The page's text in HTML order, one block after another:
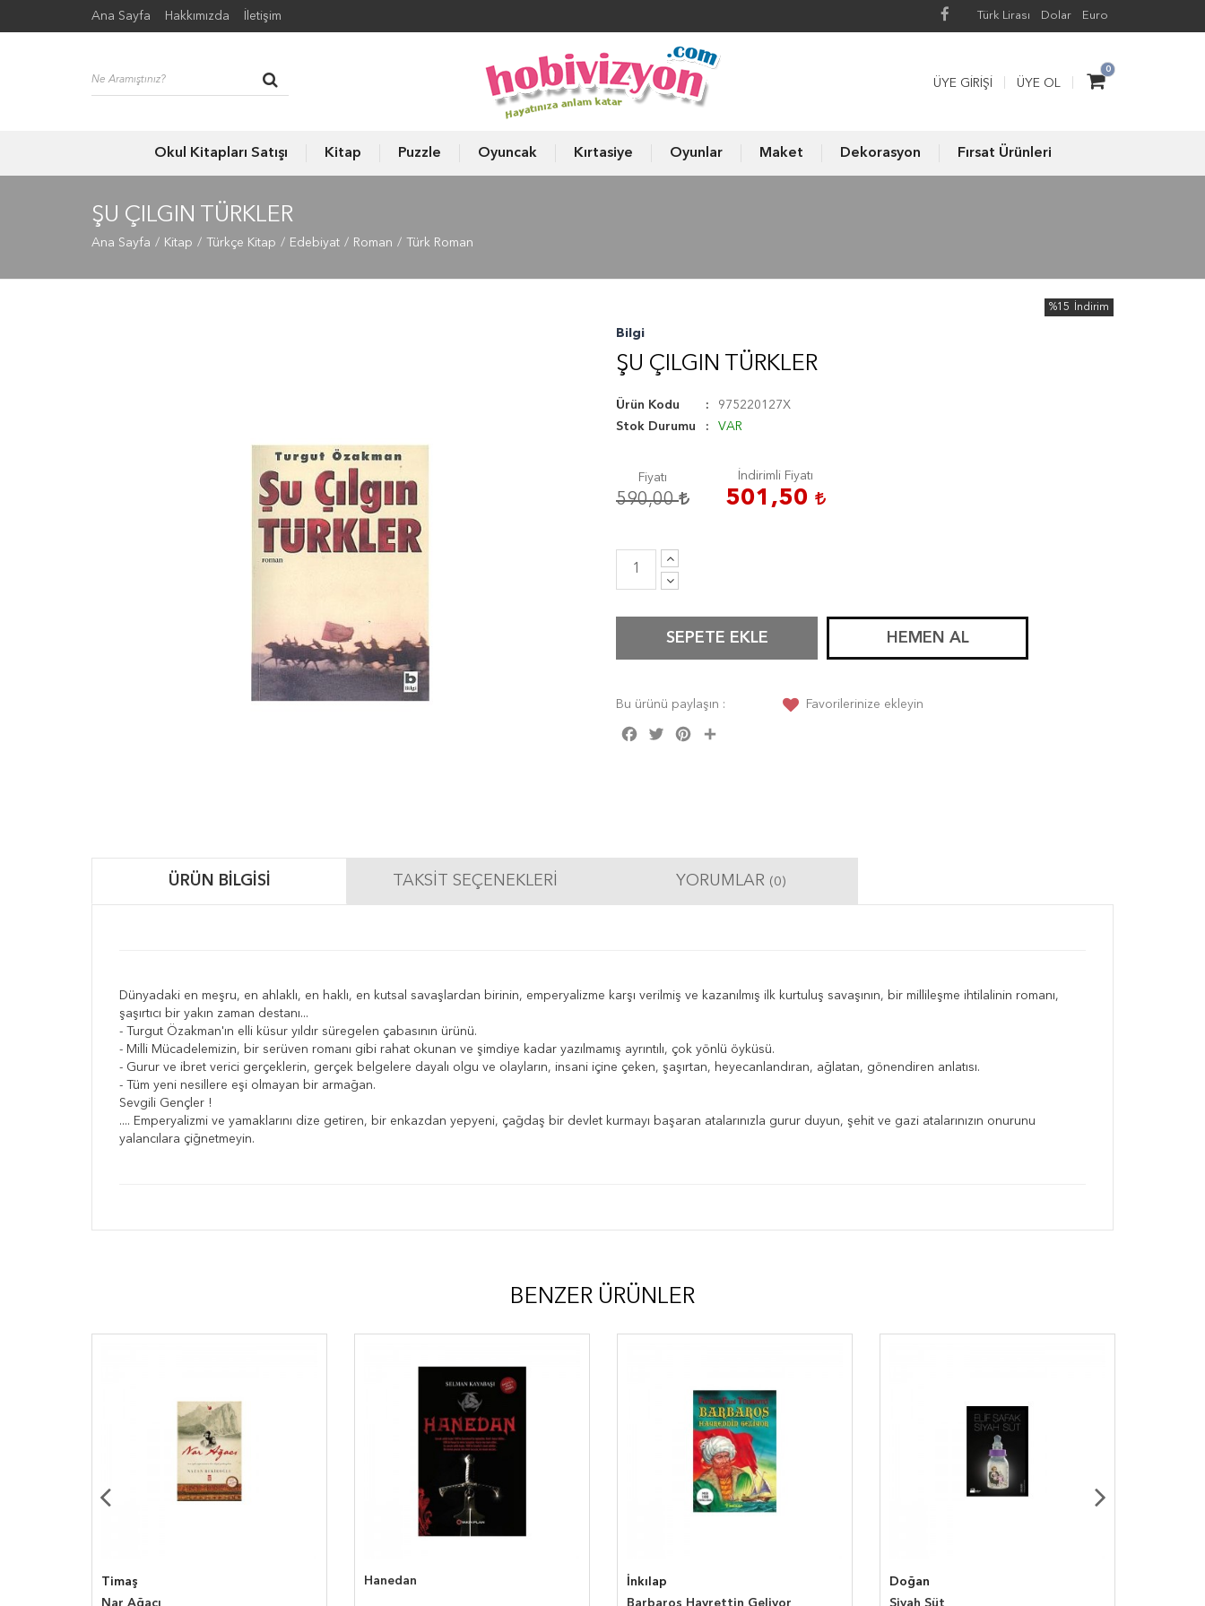
Ana Sayfa Hakkımızda İletişim Türk Lirası Dolar Euro
0
ÜYE GIRIŞI ÜYE OL
Okul Kitapları Satışı Kitap Puzzle Oyuncak Kırtasiye Oyunlar Maket Dekorasyon Fırsat Ürünleri
ŞU ÇILGIN TÜRKLER
Ana Sayfa Kitap Türkçe Kitap Edebiyat Roman Türk Roman
Bilgi
ŞU ÇILGIN TÜRKLER
Ürün Kodu
975220127X
Stok Durumu
VAR
Fiyatı
590,00
İndirimli Fiyatı
501,50
%15 İndirim
SEPETE EKLE HEMEN AL
Bu ürünü paylaşın :
Facebook
Twitter Pinterest
Favorilerinize ekleyin
ÜRÜN BILGISI TAKSIT SEÇENEKLERI YORUMLAR (0)
Dünyadaki en meşru, en ahlaklı, en haklı, en kutsal savaşlardan birinin, emperyalizme karşı verilmiş ve kazanılmış ilk kurtuluş savaşının, bir millileşme ihtilalinin romanı,
şaşırtıcı bir yakın zaman destanı...
- Turgut Özakman'ın elli küsur yıldır süregelen çabasının ürünü.
- Milli Mücadelemizin, bir serüven romanı gibi rahat okunan ve şimdiye kadar yazılmamış ayrıntılı, çok yönlü öyküsü.
- Gurur ve ibret verici gerçeklerin, gerçek belgelere dayalı olgu ve olayların, insani içine çeken, şaşırtan, heyecanlandıran, ağlatan, gönendiren anlatısı.
- Tüm yeni nesillere eşi olmayan bir armağan.
Sevgili Gençler !
.... Emperyalizmi ve yamaklarını dize getiren, bir enkazdan yepyeni, çağdaş bir devlet kurmayı başaran atalarınızla gurur duyun, şehit ve gazi atalarınızın onurunu
yalancılara çiğnetmeyin.
BENZER ÜRÜNLER
Timaş
Nar Ağacı
Hanedan
İnkılap
Barbaros Hayrettin Geliyor
Doğan
Siyah Süt